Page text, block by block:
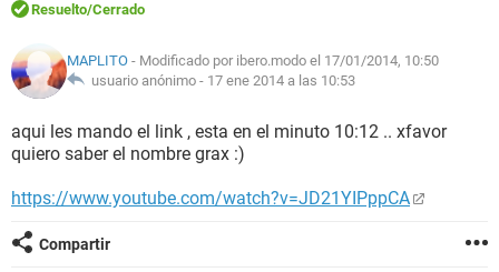
Resuelto/Cerrado
MAPLITO - Modificado por ibero.modo el 17/01/2014, 10:50
usuario anónimo - 17 ene 2014 a las 10:53
aqui les mando el link , esta en el minuto 10:12 .. xfavor
quiero saber el nombre grax :)
https://www.youtube.com/watch?v=JD21YIPppCA
Compartir